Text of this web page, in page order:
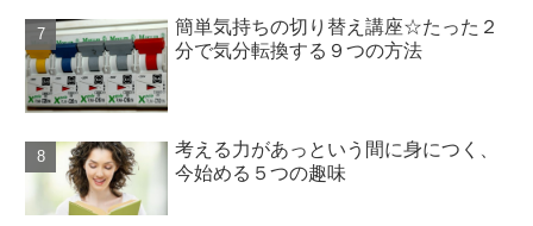
簡単気持ちの切り替え講座☆たった２
分で気分転換する９つの方法
考える力があっという間に身につく、
今始める５つの趣味